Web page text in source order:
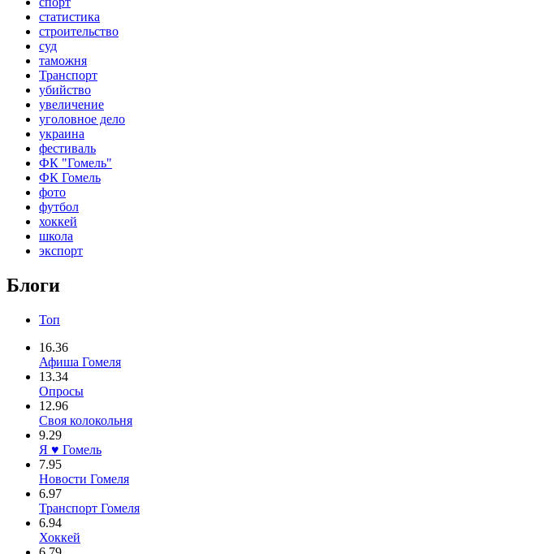
статистика
строительство
суд
таможня
Транспорт
убийство
увеличение
уголовное дело
украина
фестиваль
ФК "Гомель"
ФК Гомель
фото
футбол
хоккей
школа
экспорт
Блоги
Топ
16.36
Афиша Гомеля
13.34
Опросы
12.96
Своя колокольня
9.29
Я ♥ Гомель
7.95
Новости Гомеля
6.97
Транспорт Гомеля
6.94
Хоккей